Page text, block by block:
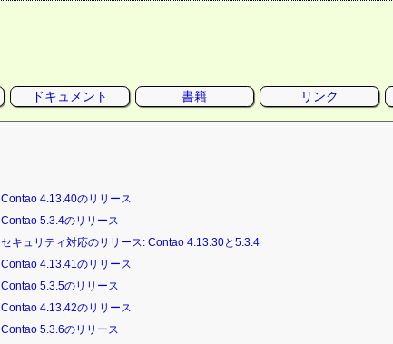
ドキュメント 書籍 リンク
Contao 4.13.40のリリース
Contao 5.3.4のリリース
セキュリティ対応のリリース: Contao 4.13.30と5.3.4
Contao 4.13.41のリリース
Contao 5.3.5のリリース
Contao 4.13.42のリリース
Contao 5.3.6のリリース